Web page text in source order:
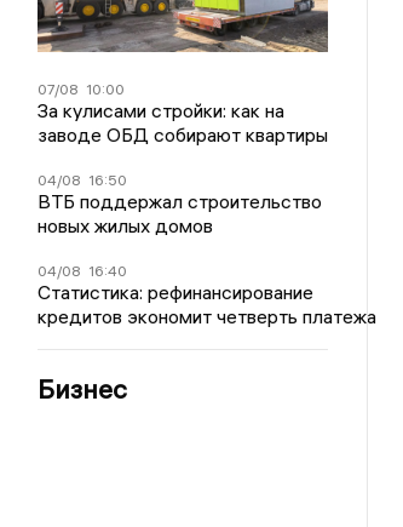
07/08 10:00
За кулисами стройки: как на
заводе ОБД собирают квартиры
04/08 16:50
ВТБ поддержал строительство
новых жилых домов
04/08 16:40
Статистика: рефинансирование
кредитов экономит четверть платежа
Бизнес